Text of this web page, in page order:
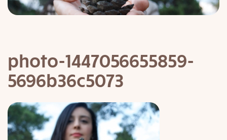
photo-1447056655859-
5696b36c5073